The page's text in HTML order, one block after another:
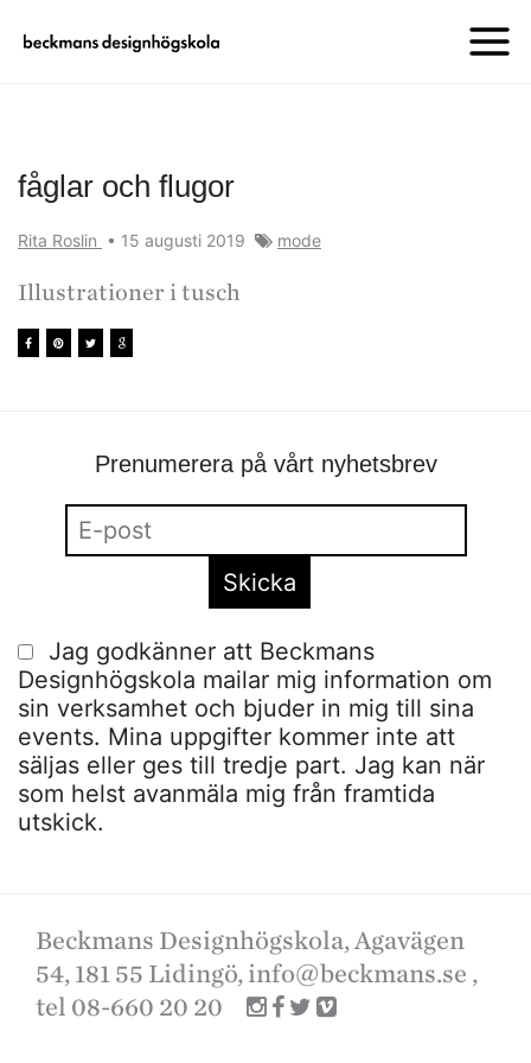
fåglar och flugor
Rita Roslin • 15 augusti 2019 mode
Illustrationer i tusch
Prenumerera på vårt nyhetsbrev
Jag godkänner att Beckmans
Designhögskola mailar mig information om
sin verksamhet och bjuder in mig till sina
events. Mina uppgifter kommer inte att
säljas eller ges till tredje part. Jag kan när
som helst avanmäla mig från framtida
utskick.
Beckmans Designhögskola, Agavägen
54, 181 55 Lidingö, info@beckmans.se ,
tel 08-660 20 20